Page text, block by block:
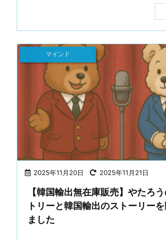
2025年11月20日 2025年11月21日
マインド
【韓国輸出無在庫販売】やたろ
トリーと韓国輸出のストーリー
ました